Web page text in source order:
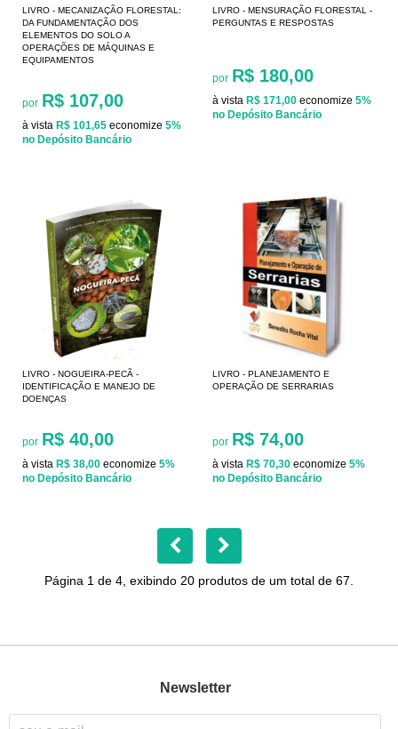
LIVRO - MECANIZAÇÃO FLORESTAL:
DA FUNDAMENTAÇÃO DOS
ELEMENTOS DO SOLO A
OPERAÇÕES DE MÁQUINAS E
EQUIPAMENTOS
por R$ 107,00
à vista R$ 101,65 economize 5%
no Depósito Bancário
LIVRO - MENSURAÇÃO FLORESTAL -
PERGUNTAS E RESPOSTAS
por R$ 180,00
à vista R$ 171,00 economize 5%
no Depósito Bancário
LIVRO - NOGUEIRA-PECÃ -
IDENTIFICAÇÃO E MANEJO DE
DOENÇAS
por R$ 40,00
à vista R$ 38,00 economize 5%
no Depósito Bancário
LIVRO - PLANEJAMENTO E
OPERAÇÃO DE SERRARIAS
por R$ 74,00
à vista R$ 70,30 economize 5%
no Depósito Bancário
Página 1 de 4, exibindo 20 produtos de um total de 67.
Newsletter